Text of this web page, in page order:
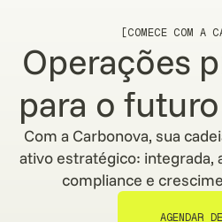
[COMECE COM A
Operações
para o
Com a Carbonova, sua
ativo estratégico: integrada,
compliance e
AGENDAR